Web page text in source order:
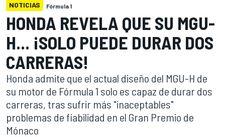
NOTICIAS Fórmula 1
HONDA REVELA QUE SU MGU-
H... ¡SOLO PUEDE DURAR DOS
CARRERAS!
Honda admite que el actual diseño del MGU-H de
su motor de Fórmula 1 solo es capaz de durar dos
carreras, tras sufrir más "inaceptables"
problemas de fiabilidad en el Gran Premio de
Mónaco